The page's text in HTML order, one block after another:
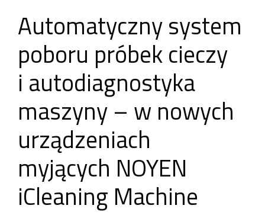
Automatyczny system
poboru próbek cieczy
i autodiagnostyka
maszyny – w nowych
urządzeniach
myjących NOYEN
iCleaning Machine